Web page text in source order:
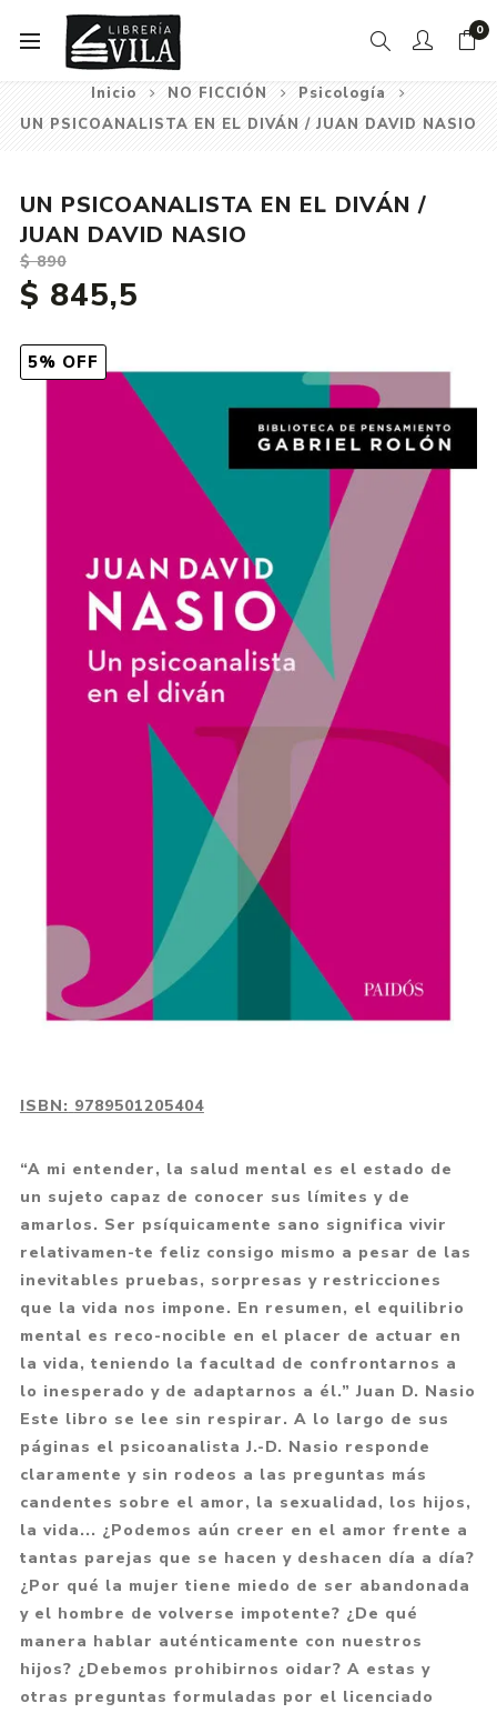
0
Inicio NO FICCIÓN
Psicología
UN PSICOANALISTA EN EL DIVÁN / JUAN DAVID NASIO
5% OFF
UN PSICOANALISTA EN EL DIVÁN /
JUAN DAVID NASIO
$ 890
$ 845,5
ISBN: 9789501205404
“A mi entender, la salud mental es el estado de
un sujeto capaz de conocer sus límites y de
amarlos. Ser psíquicamente sano significa vivir
relativamen-te feliz consigo mismo a pesar de las
inevitables pruebas, sorpresas y restricciones
que la vida nos impone. En resumen, el equilibrio
mental es reco-nocible en el placer de actuar en
la vida, teniendo la facultad de confrontarnos a
lo inesperado y de adaptarnos a él.” Juan D. Nasio
Este libro se lee sin respirar. A lo largo de sus
páginas el psicoanalista J.-D. Nasio responde
claramente y sin rodeos a las preguntas más
candentes sobre el amor, la sexualidad, los hijos,
la vida... ¿Podemos aún creer en el amor frente a
tantas parejas que se hacen y deshacen día a día?
¿Por qué la mujer tiene miedo de ser abandonada
y el hombre de volverse impotente? ¿De qué
manera hablar auténticamente con nuestros
hijos? ¿Debemos prohibirnos oidar? A estas y
otras preguntas formuladas por el licenciado